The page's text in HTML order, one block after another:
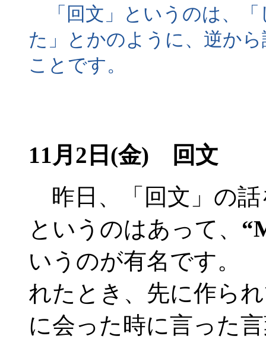
「回文」というのは、「
た」とかのように、逆か
ことです。
11月2日(金) 回文
昨日、「回文」の
というのはあって、
いうのが有名です。
れたとき、先に作ら
に会った時に言った